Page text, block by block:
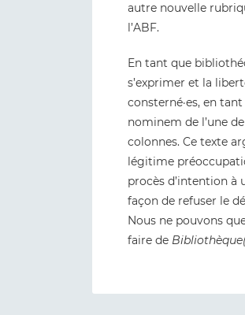
autre nouvelle
l’ABF.
En tant que
s’exprimer et la
consterné·es, en
nominem de l’une
colonnes. Ce texte
légitime
procès d’intention à
façon de refuser le
Nous ne pouvons
faire de